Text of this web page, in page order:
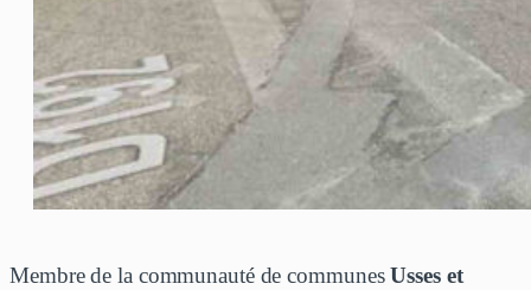
Membre de la communauté de communesUsses et